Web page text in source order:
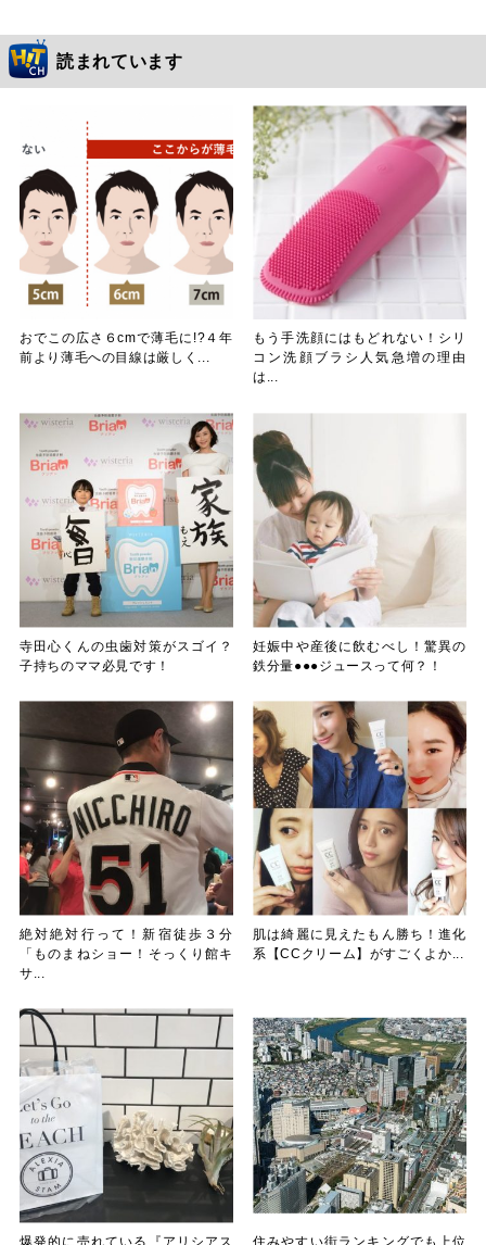
読まれています
おでこの広さ６cmで薄毛に!?４年
前より薄毛への目線は厳しく...
もう手洗顔にはもどれない！シリ
コン洗顔ブラシ人気急増の理由
は...
寺田心くんの虫歯対策がスゴイ？
子持ちのママ必見です！
妊娠中や産後に飲むべし！驚異の
鉄分量●●●ジュースって何？！
絶対絶対行って！新宿徒歩３分
「ものまねショー！そっくり館キ
サ...
肌は綺麗に見えたもん勝ち！進化
系【CCクリーム】がすごくよか...
爆発的に売れている『アリシアス
住みやすい街ランキングでも上位